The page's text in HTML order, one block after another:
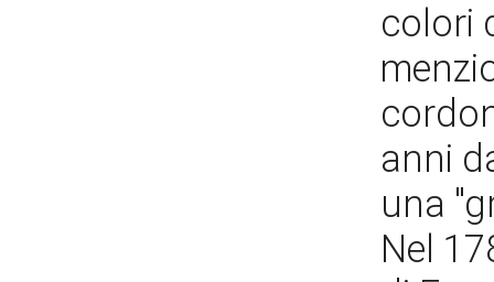
colori
anni
una
Nel